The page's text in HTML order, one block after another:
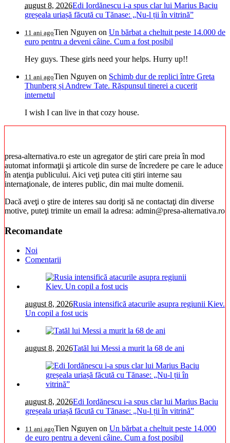
august 8, 2026Edi Iordănescu i-a spus clar lui Marius Baciu
greșeala uriașă făcută cu Tănase: „Nu-l ții în vitrină”
11 ani agoTien Nguyen on Un bărbat a cheltuit peste 14.000 de
euro pentru a deveni câine. Cum a fost posibil
Hey guys. These girls need your helps. Hurry up!!
11 ani agoTien Nguyen on Schimb dur de replici între Greta
Thunberg și Andrew Tate. Răspunsul tinerei a cucerit
internetul
I wish I can live in that cozy house.
presa-alternativa.ro este un agregator de ştiri care preia în mod
automat informaţii şi articole din surse de încredere pe care le aduce
în atenţia publicului. Aici veţi putea citi ştiri interne sau
internaţionale, de interes public, din mai multe domenii.
Dacă aveţi o ştire de interes sau doriţi să ne contactaţi din diverse
motive, puteţi trimite un email la adresa: admin@presa-alternativa.ro
Recomandate
Noi
Comentarii
august 8, 2026Rusia intensifică atacurile asupra regiunii Kiev.
Un copil a fost ucis
august 8, 2026Tatăl lui Messi a murit la 68 de ani
august 8, 2026Edi Iordănescu i-a spus clar lui Marius Baciu
greșeala uriașă făcută cu Tănase: „Nu-l ții în vitrină”
11 ani agoTien Nguyen on Un bărbat a cheltuit peste 14.000
de euro pentru a deveni câine. Cum a fost posibil